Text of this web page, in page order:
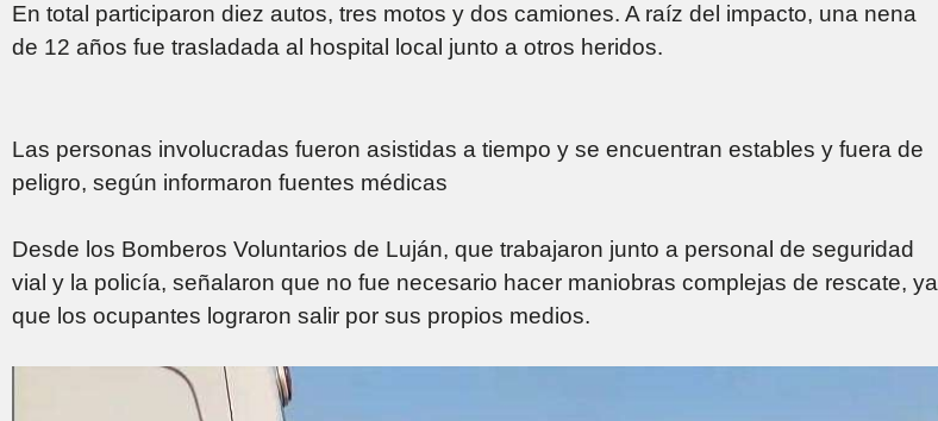
En total participaron diez autos, tres motos y dos camiones. A raíz del impacto, una nena
de 12 años fue trasladada al hospital local junto a otros heridos.
Las personas involucradas fueron asistidas a tiempo y se encuentran estables y fuera de
peligro, según informaron fuentes médicas
Desde los Bomberos Voluntarios de Luján, que trabajaron junto a personal de seguridad
vial y la policía, señalaron que no fue necesario hacer maniobras complejas de rescate, ya
que los ocupantes lograron salir por sus propios medios.